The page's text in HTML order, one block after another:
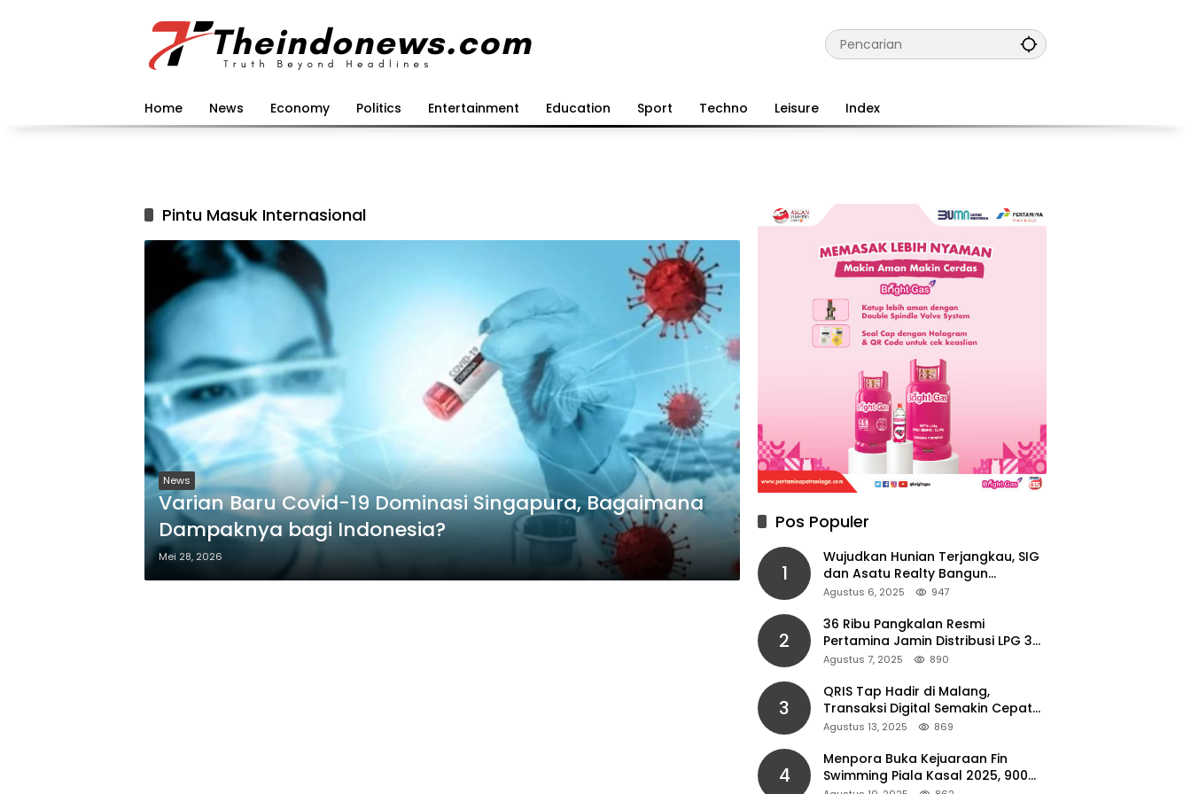
Home News Economy Politics Entertainment Education Sport Techno Leisure Index
Pintu Masuk Internasional
News
Varian Baru Covid-19 Dominasi Singapura, Bagaimana
Dampaknya bagi Indonesia?
Mei 28, 2026
Pos Populer
1
Wujudkan Hunian Terjangkau, SIG
dan Asatu Realty Bangun
Perumahan di Cianjur
Agustus 6, 2025 947
2
36 Ribu Pangkalan Resmi
Pertamina Jamin Distribusi LPG 3
Kg Aman di Jawa Timur
Agustus 7, 2025 890
3
QRIS Tap Hadir di Malang,
Transaksi Digital Semakin Cepat
dan Mudah dengan Teknologi NFC
Agustus 13, 2025 869
4
Menpora Buka Kejuaraan Fin
Swimming Piala Kasal 2025, 900